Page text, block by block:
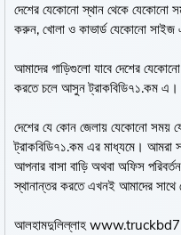
দেশের যেকোনো স্থান থেকে যেকোনো
করুন, খোলা ও কাভার্ড যেকোনো সাইজ
আমাদের গাড়িগুলো যাবে দেশের
করতে চলে আসুন ট্রাকবিডি৭১.কম এ।
দেশের যে কোন জেলায় যেকোনো সময়
ট্রাকবিডি৭১.কম এর মাধ্যমে। আমরা
আপনার বাসা বাড়ি অথবা অফিস
স্থানান্তর করতে এখনই আমাদের
আলহামদুলিল্লাহ